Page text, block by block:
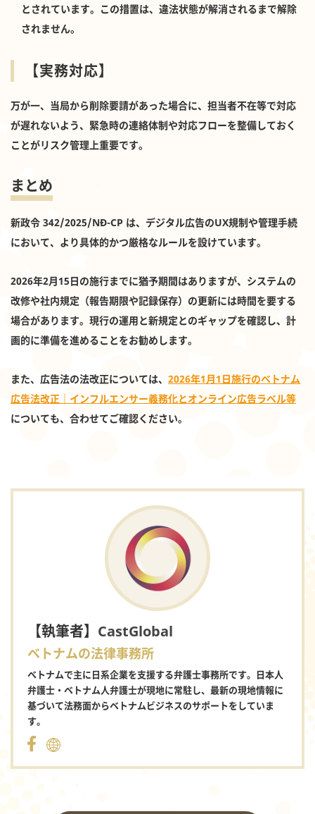
とされています。この措置は、違法状態が解消されるまで解除
されません。
【実務対応】
万が一、当局から削除要請があった場合に、担当者不在等で対応
が遅れないよう、緊急時の連絡体制や対応フローを整備しておく
ことがリスク管理上重要です。
まとめ
新政令 342/2025/NĐ-CP は、デジタル広告のUX規制や管理手続
において、より具体的かつ厳格なルールを設けています。
2026年2月15日の施行までに猶予期間はありますが、システムの
改修や社内規定（報告期限や記録保存）の更新には時間を要する
場合があります。現行の運用と新規定とのギャップを確認し、計
画的に準備を進めることをお勧めします。
また、広告法の法改正については、 2026年1月1日施行のベトナム
広告法改正｜インフルエンサー義務化とオンライン広告ラベル等
についても、合わせてご確認ください。
【執筆者】 CastGlobal
ベトナムの法律事務所
ベトナムで主に日系企業を支援する弁護士事務所です。日本人
弁護士・ベトナム人弁護士が現地に常駐し、最新の現地情報に
基づいて法務面からベトナムビジネスのサポートをしていま
す。